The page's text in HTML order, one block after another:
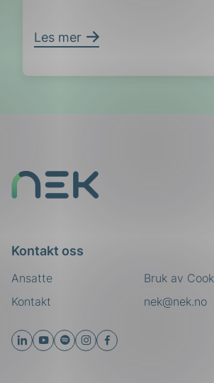
Les mer
Kontakt oss
Ansatte
nek@nek.no
Kontakt
Bruk av